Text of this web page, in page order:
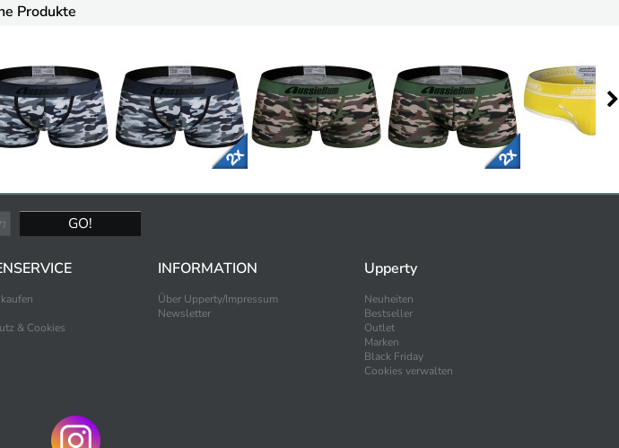
Produkte
& Cookies
INFORMATION
Über Upperty/Impressum
Newsletter
Upperty
Neuheiten
Bestseller
Outlet
Marken
Black Friday
Cookies verwalten